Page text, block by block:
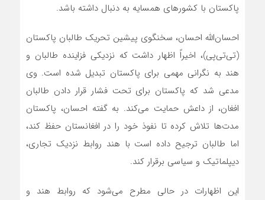
پاکستان با کشورهای همسایه به دنبال داشته باشد.
احسان‌الله احسان، سخنگوی پیشین تحریک طالبان پاکستان
(تی‌تی‌پی)، اخیراً اظهار داشت که نزدیکی فزاینده طالبان و
هند به نگرانی مهمی برای پاکستان تبدیل شده است. وی
مدعی شد که پاکستان برای تحت فشار قرار دادن طالبان
افغان، از داعش حمایت می‌کند. به گفته احسان، پاکستان
مدت‌ها تلاش کرده تا نفوذ خود را در افغانستان حفظ کند،
اما طالبان ترجیح داده است با هند روابط نزدیک تجاری،
دیپلماتیک و سیاسی برقرار کند.
این اظهارات در حالی مطرح می‌شود که روابط هند و